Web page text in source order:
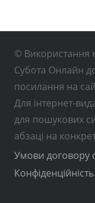
© Використання
Субота Онлайн
посилання на
Для інтернет-
для пошукових
абзаці на
Умови договору
Конфіденційність